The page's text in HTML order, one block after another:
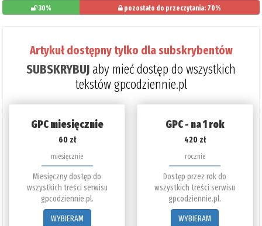
30% pozostało do przeczytania: 70%
Artykuł dostępny tylko dla subskrybentów
SUBSKRYBUJaby mieć dostęp do wszystkich
tekstów gpcodziennie.pl
GPC miesięcznie
60 zł
miesięcznie
Miesięczny dostęp do
wszystkich treści serwisu
gpcodziennie.pl.
WYBIERAM
GPC - na 1 rok
420 zł
rocznie
Dostęp przez rok do
wszystkich treści serwisu
gpcodziennie.pl.
WYBIERAM